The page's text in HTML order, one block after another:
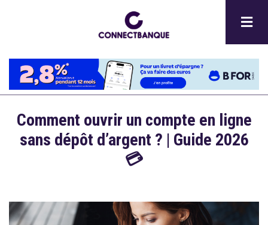
principal
Description
Comment ouvrir un compte en ligne
sans dépôt d’argent ? | Guide 2026
💳